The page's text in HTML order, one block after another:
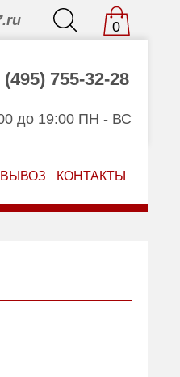
0
(495) 755-32-28
до 19:00 ПН - ВС
КОНТАКТЫ